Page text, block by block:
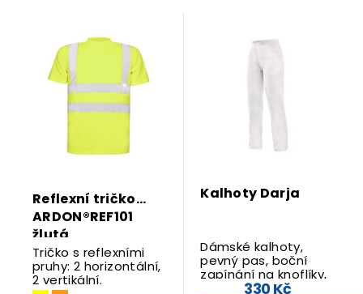
Reflexní tričko
ARDON®REF101
žlutá
Tričko s reflexními
pruhy: 2 horizontální,
2 vertikální.
Kalhoty Darja
Dámské kalhoty,
pevný pas, boční
zapínání na knoflíky,
2 přední kapsy.
330 Kč